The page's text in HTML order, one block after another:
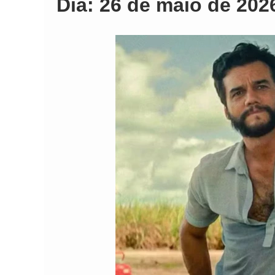
Dia: 26 de maio de